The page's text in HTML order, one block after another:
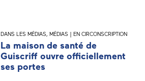
DANS LES MÉDIAS, MÉDIAS | EN CIRCONSCRIPTION
La maison de santé de
Guiscriff ouvre officiellement
ses portes